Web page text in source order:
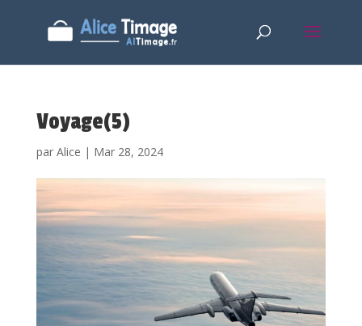
Voyage(5)
par Alice | Mar 28, 2024